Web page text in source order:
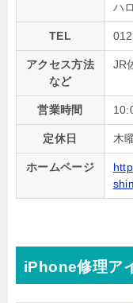
ハ
TEL
アクセス方法
など
JR
営業時間
定休日 木
ホームページ
iPhone修理ア